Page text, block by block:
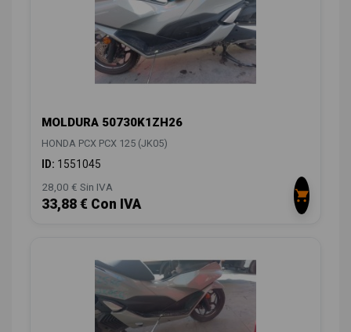
MOLDURA 50730K1ZH26
HONDA PCX PCX 125 (JK05)
ID: 1551045
28,00 € Sin IVA
33,88 € Con IVA